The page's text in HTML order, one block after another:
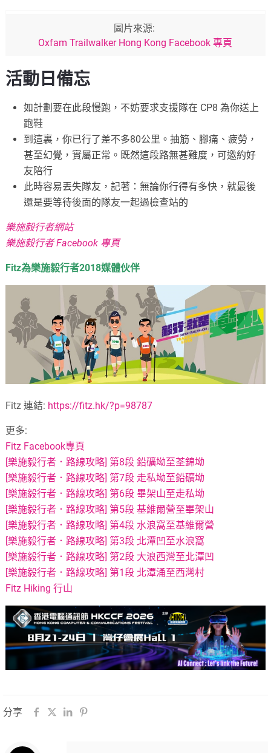
圖片來源:
Oxfam Trailwalker Hong Kong Facebook 專頁
活動日備忘
如計劃要在此段慢跑，不妨要求支援隊在 CP8 為你送上
跑鞋
到這裏，你已行了差不多80公里。抽筋、腳痛、疲勞，
甚至幻覺，實屬正常。既然這段路無甚難度，可邀約好
友陪行
此時容易丟失隊友，記著：無論你行得有多快，就最後
還是要等待後面的隊友一起過檢查站的
樂施毅行者網站
樂施毅行者 Facebook 專頁
Fitz為樂施毅行者2018媒體伙伴
Fitz 連結: https://fitz.hk/?p=98787
更多:
Fitz Facebook專頁
[樂施毅行者．路線攻略] 第8段 鉛礦坳至荃錦坳
[樂施毅行者．路線攻略] 第7段 走私坳至鉛礦坳
[樂施毅行者．路線攻略] 第6段 畢架山至走私坳
[樂施毅行者．路線攻略] 第5段 基維爾營至畢架山
[樂施毅行者．路線攻略] 第4段 水浪窩至基維爾營
[樂施毅行者．路線攻略] 第3段 北潭凹至水浪窩
[樂施毅行者．路線攻略] 第2段 大浪西灣至北潭凹
[樂施毅行者．路線攻略] 第1段 北潭涌至西灣村
Fitz Hiking 行山
分享